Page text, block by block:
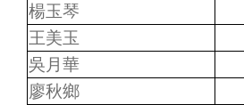
楊玉琴
王美玉
吳月華
廖秋鄉